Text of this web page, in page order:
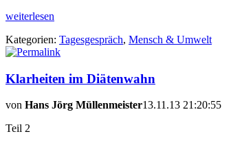
weiterlesen
Kategorien: Tagesgespräch, Mensch & Umwelt
Klarheiten im Diätenwahn
von Hans Jörg Müllenmeister13.11.13 21:20:55
Teil 2